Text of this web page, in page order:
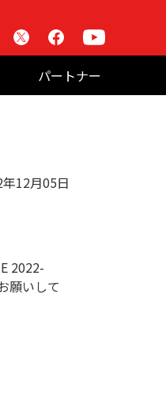
Instagram Facebook
パートナー
12月05日
2022-
願いして